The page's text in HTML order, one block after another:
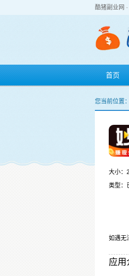
酷猪副业网 -
首页
您当前位置：
大小：
类型：
如遇无
应用